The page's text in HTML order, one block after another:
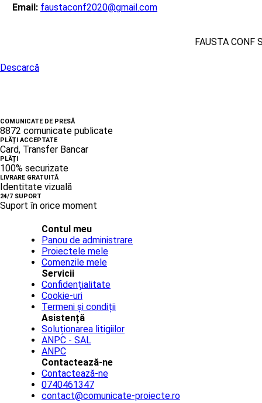
Email: faustaconf2020@gmail.com
FAUSTA CONF
Descarcă
COMUNICATE DE PRESĂ
8872 comunicate publicate
PLĂȚI ACCEPTATE
Card, Transfer Bancar
PLĂȚI
100% securizate
LIVRARE GRATUITĂ
Identitate vizuală
24/7 SUPORT
Suport în orice moment
Contul meu
Panou de administrare
Proiectele mele
Comenzile mele
Servicii
Confidențialitate
Cookie-uri
Termeni și condiții
Asistență
Soluționarea litigiilor
ANPC - SAL
ANPC
Contactează-ne
Contactează-ne
0740461347
contact@comunicate-proiecte.ro